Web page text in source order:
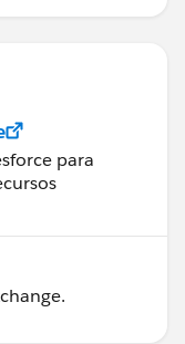
para